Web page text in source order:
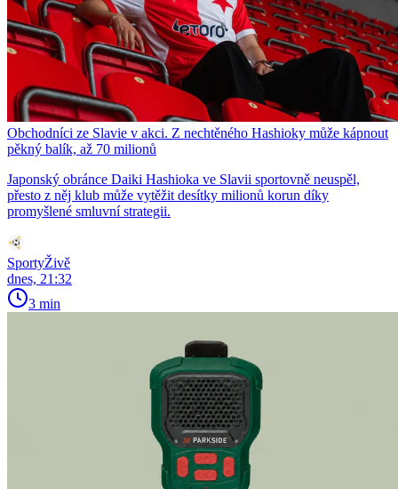
Obchodníci ze Slavie v akci. Z nechtěného Hashioky může kápnout
pěkný balík, až 70 milionů
Japonský obránce Daiki Hashioka ve Slavii sportovně neuspěl,
přesto z něj klub může vytěžit desítky milionů korun díky
promyšlené smluvní strategii.
SportyŽivě
dnes, 21:32
3 min